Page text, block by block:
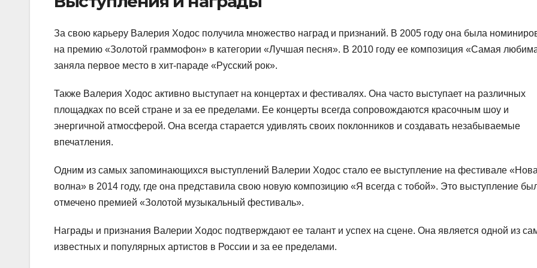
За свою карьеру Валерия Ходос получила множество наград и признаний. В 2005 году она была
на премию «Золотой граммофон» в категории «Лучшая песня». В 2010 году ее композиция «Самая
заняла первое место в хит-параде «Русский рок».
Также Валерия Ходос активно выступает на концертах и фестивалях. Она часто выступает на различных
площадках по всей стране и за ее пределами. Ее концерты всегда сопровождаются красочным шоу и
энергичной атмосферой. Она всегда старается удивлять своих поклонников и создавать незабываемые
впечатления.
Одним из самых запоминающихся выступлений Валерии Ходос стало ее выступление на фестивале
волна» в 2014 году, где она представила свою новую композицию «Я всегда с тобой». Это выступление
отмечено премией «Золотой музыкальный фестиваль».
Награды и признания Валерии Ходос подтверждают ее талант и успех на сцене. Она является одной из
известных и популярных артистов в России и за ее пределами.